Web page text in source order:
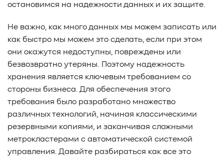
остановимся на надежности данных и их защите.
Не важно, как много данных мы можем записать или
как быстро мы можем это сделать, если при этом
они окажутся недоступны, повреждены или
безвозвратно утеряны. Поэтому надежность
хранения является ключевым требованием со
стороны бизнеса. Для обеспечения этого
требования было разработано множество
различных технологий, начиная классическими
резервными копиями, и заканчивая сложными
метрокластерами с автоматической системой
управления. Давайте разбираться как все это